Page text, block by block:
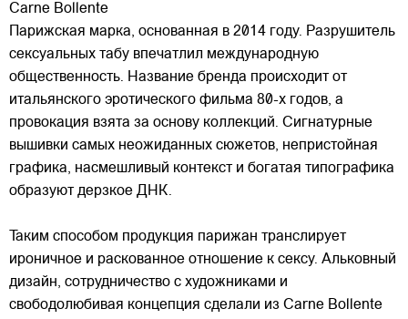
Carne Bollente
Парижская марка, основанная в 2014 году. Разрушитель
сексуальных табу впечатлил международную
общественность. Название бренда происходит от
итальянского эротического фильма 80-х годов, а
провокация взята за основу коллекций. Сигнатурные
вышивки самых неожиданных сюжетов, непристойная
графика, насмешливый контекст и богатая типографика
образуют дерзкое ДНК.
Таким способом продукция парижан транслирует
ироничное и раскованное отношение к сексу. Альковный
дизайн, сотрудничество с художниками и
свободолюбивая концепция сделали из Carne Bollente